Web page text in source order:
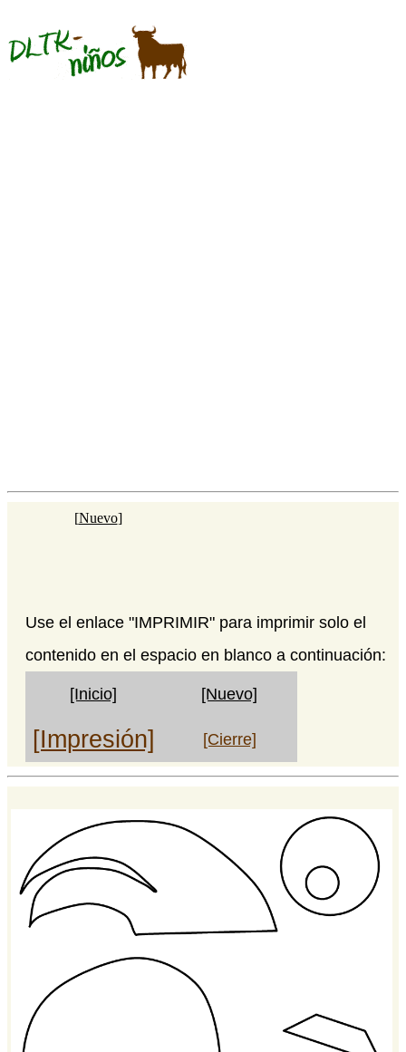
[Nuevo]
Use el enlace "IMPRIMIR" para imprimir solo el
contenido en el espacio en blanco a continuación:
[Inicio] [Nuevo]
[Impresión] [Cierre]